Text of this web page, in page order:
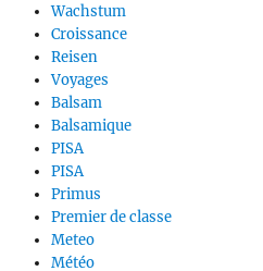
Wachstum
Croissance
Reisen
Voyages
Balsam
Balsamique
PISA
PISA
Primus
Premier de classe
Meteo
Météo